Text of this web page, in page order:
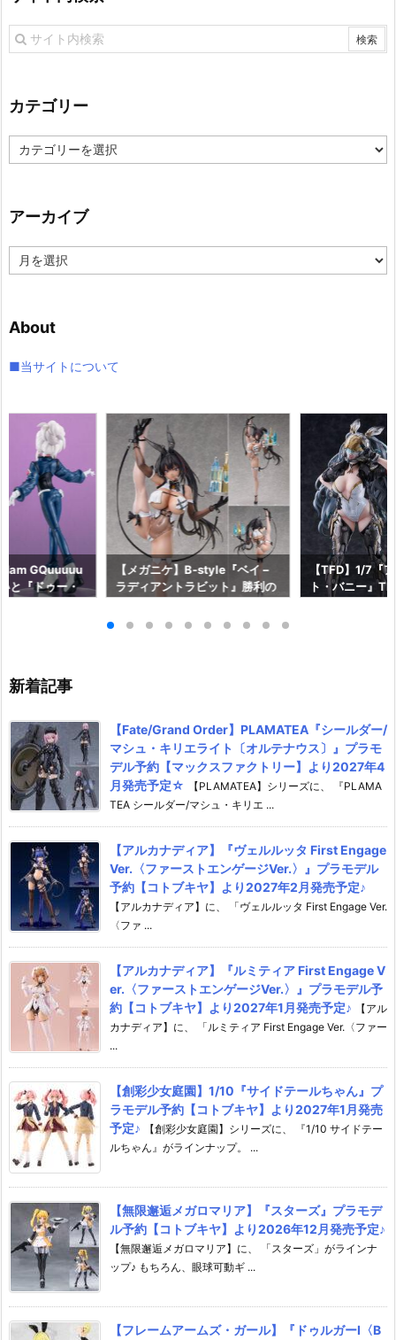
カテゴリー
テ
ー
アーカイブ
ー
ブ
About
■当サイトについて
GQuuuuu
と『ドゥー・
【メガニケ】B-style『ベイ –
ラディアントラビット』勝利の
約【フリーイング】より2026
【TFD】1/7『
ト・バニー』
新着記事
【Fate/Grand Order】PLAMATEA『シールダー/
マシュ・キリエライト〔オルテナウス〕』プラモ
デル予約【マックスファクトリー】より2027年4
月発売予定☆
【PLAMATEA】シリーズに、 『PLAMA
TEA シールダー/マシュ・キリエ ...
【アルカナディア】『ヴェルルッタ First Engage
Ver.〈ファーストエンゲージVer.〉』プラモデル
予約【コトブキヤ】より2027年2月発売予定♪
【アルカナディア】に、 「ヴェルルッタ First Engage Ver.
〈ファ ...
【アルカナディア】『ルミティア First Engage V
er.〈ファーストエンゲージVer.〉』プラモデル予
約【コトブキヤ】より2027年1月発売予定♪
【アル
カナディア】に、 「ルミティア First Engage Ver.〈ファー
...
【創彩少女庭園】1/10『サイドテールちゃん』プ
ラモデル予約【コトブキヤ】より2027年1月発売
予定♪
【創彩少女庭園】シリーズに、 『1/10 サイドテー
ルちゃん』がラインナップ。 ...
【無限邂逅メガロマリア】『スターズ』プラモデ
ル予約【コトブキヤ】より2026年12月発売予定♪
【無限邂逅メガロマリア】に、 「スターズ」がラインナ
ップ♪ もちろん、眼球可動ギ ...
【フレームアームズ・ガール】『ドゥルガーI〈B